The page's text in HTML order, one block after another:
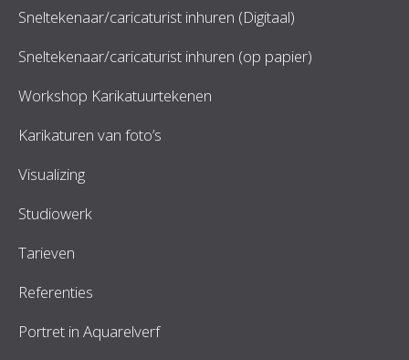
Sneltekenaar/caricaturist inhuren (Digitaal)
Sneltekenaar/caricaturist inhuren (op papier)
Workshop Karikatuurtekenen
Karikaturen van foto’s
Visualizing
Studiowerk
Tarieven
Referenties
Portret in Aquarelverf